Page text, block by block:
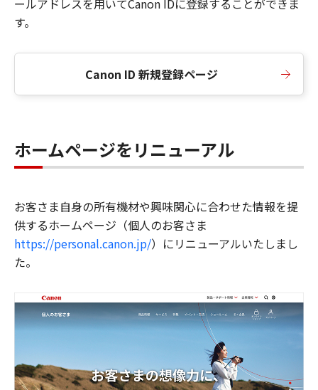
ールアドレスを用いてCanon IDに登録することができま
す。
Canon ID 新規登録ページ
ホームページをリニューアル
お客さま自身の所有機材や興味関心に合わせた情報を提
供するホームページ（個人のお客さま
https://personal.canon.jp/）にリニューアルいたしまし
た。